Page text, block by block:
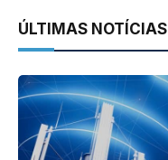
ÚLTIMAS NOTÍCIAS